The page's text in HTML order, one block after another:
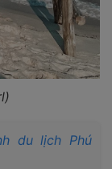
du lịch Phú